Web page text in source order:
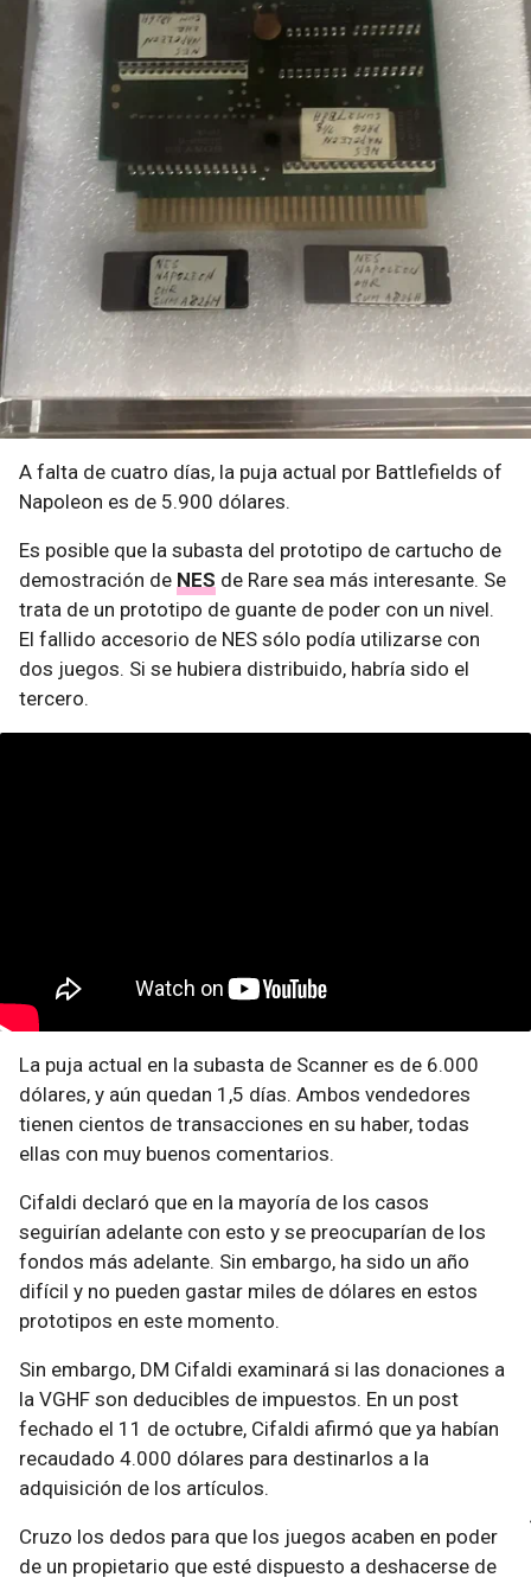
A falta de cuatro días, la puja actual por Battlefields of
Napoleon es de 5.900 dólares.
Es posible que la subasta del prototipo de cartucho de
demostración de NES de Rare sea más interesante. Se
trata de un prototipo de guante de poder con un nivel.
El fallido accesorio de NES sólo podía utilizarse con
dos juegos. Si se hubiera distribuido, habría sido el
tercero.
La puja actual en la subasta de Scanner es de 6.000
dólares, y aún quedan 1,5 días. Ambos vendedores
tienen cientos de transacciones en su haber, todas
ellas con muy buenos comentarios.
Cifaldi declaró que en la mayoría de los casos
seguirían adelante con esto y se preocuparían de los
fondos más adelante. Sin embargo, ha sido un año
difícil y no pueden gastar miles de dólares en estos
prototipos en este momento.
Sin embargo, DM Cifaldi examinará si las donaciones a
la VGHF son deducibles de impuestos. En un post
fechado el 11 de octubre, Cifaldi afirmó que ya habían
recaudado 4.000 dólares para destinarlos a la
adquisición de los artículos.
Cruzo los dedos para que los juegos acaben en poder
de un propietario que esté dispuesto a deshacerse de